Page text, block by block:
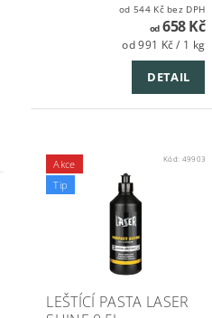
od 544 Kč bez DPH
od658 Kč
od 991 Kč / 1 kg
DETAIL
Akce
Tip
Kód: 49903
LEŠTÍCÍ PASTA LASER